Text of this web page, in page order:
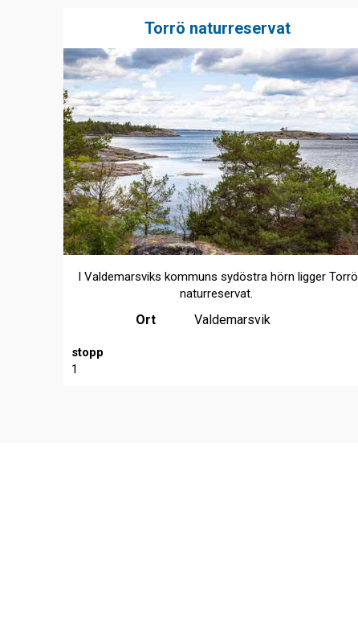
Torrö naturreservat
I Valdemarsviks kommuns sydöstra hörn ligger Torrö
naturreservat.
Ort Valdemarsvik
stopp
1